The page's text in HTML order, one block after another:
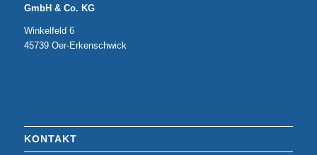
GmbH & Co. KG
Winkelfeld 6
45739 Oer-Erkenschwick
KONTAKT